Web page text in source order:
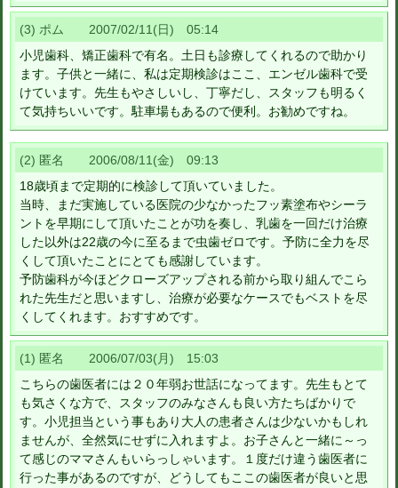
(3) ポム 2007/02/11(日) 05:14
小児歯科、矯正歯科で有名。土日も診療してくれるので助かり
ます。子供と一緒に、私は定期検診はここ、エンゼル歯科で受
けています。先生もやさしいし、丁寧だし、スタッフも明るく
て気持ちいいです。駐車場もあるので便利。お勧めですね。
(2) 匿名 2006/08/11(金) 09:13
18歳頃まで定期的に検診して頂いていました。
当時、まだ実施している医院の少なかったフッ素塗布やシーラ
ントを早期にして頂いたことが功を奏し、乳歯を一回だけ治療
した以外は22歳の今に至るまで虫歯ゼロです。予防に全力を尽
くして頂いたことにとても感謝しています。
予防歯科が今ほどクローズアップされる前から取り組んでこら
れた先生だと思いますし、治療が必要なケースでもベストを尽
くしてくれます。おすすめです。
(1) 匿名 2006/07/03(月) 15:03
こちらの歯医者には２０年弱お世話になってます。先生もとて
も気さくな方で、スタッフのみなさんも良い方たちばかりで
す。小児担当という事もあり大人の患者さんは少ないかもしれ
ませんが、全然気にせずに入れますよ。お子さんと一緒に～っ
て感じのママさんもいらっしゃいます。１度だけ違う歯医者に
行った事があるのですが、どうしてもここの歯医者が良いと思